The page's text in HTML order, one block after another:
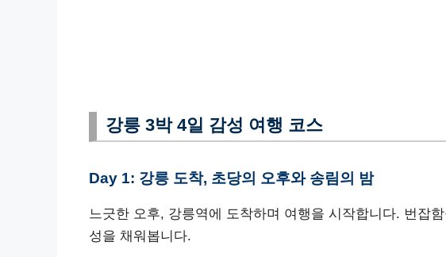
강릉 3박 4일 감성 여행 코스
Day 1: 강릉 도착, 초당의 오후와 송림의 밤
느긋한 오후, 강릉역에 도착하며 여행을 시작합니다. 번잡
성을 채워봅니다.